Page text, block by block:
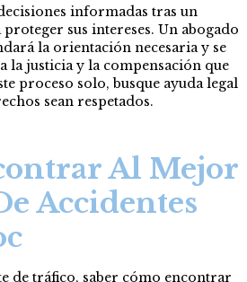
informadas tras un
proteger sus intereses. Un abogado
la orientación necesaria y se
la justicia y la compensación que
proceso solo, busque ayuda legal
sean respetados.
Al Mejor
Accidentes
de tráfico, saber cómo encontrar